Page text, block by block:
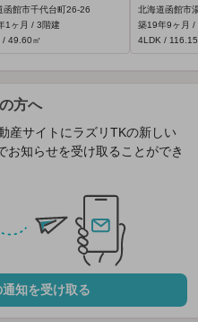
函館市千代台町26-26
1ヶ月 / 3階建
/ 49.60㎡
北海道函館市
築19年9ヶ月 /
4LDK /
方へ
産サイトにラズリTKの新しい
お知らせを受け取ることができ
知を受け取る